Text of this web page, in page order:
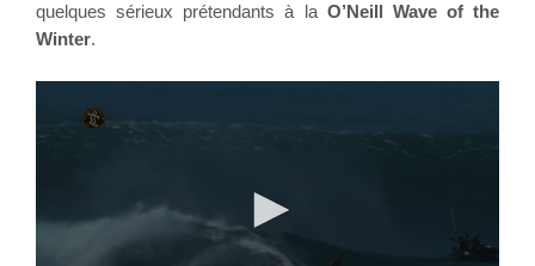
quelques sérieux prétendants à la O’Neill Wave of the
Winter.